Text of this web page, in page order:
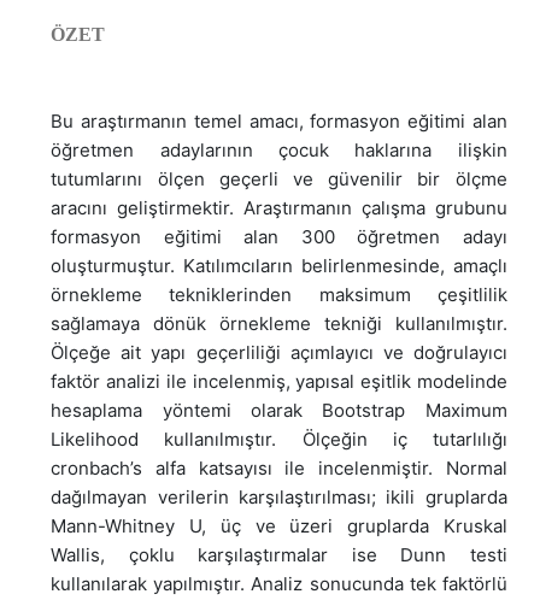
ÖZET
Bu araştırmanın temel amacı, formasyon eğitimi alan
öğretmen adaylarının çocuk haklarına ilişkin
tutumlarını ölçen geçerli ve güvenilir bir ölçme
aracını geliştirmektir. Araştırmanın çalışma grubunu
formasyon eğitimi alan 300 öğretmen adayı
oluşturmuştur. Katılımcıların belirlenmesinde, amaçlı
örnekleme tekniklerinden maksimum çeşitlilik
sağlamaya dönük örnekleme tekniği kullanılmıştır.
Ölçeğe ait yapı geçerliliği açımlayıcı ve doğrulayıcı
faktör analizi ile incelenmiş, yapısal eşitlik modelinde
hesaplama yöntemi olarak Bootstrap Maximum
Likelihood kullanılmıştır. Ölçeğin iç tutarlılığı
cronbach’s alfa katsayısı ile incelenmiştir. Normal
dağılmayan verilerin karşılaştırılması; ikili gruplarda
Mann-Whitney U, üç ve üzeri gruplarda Kruskal
Wallis, çoklu karşılaştırmalar ise Dunn testi
kullanılarak yapılmıştır. Analiz sonucunda tek faktörlü